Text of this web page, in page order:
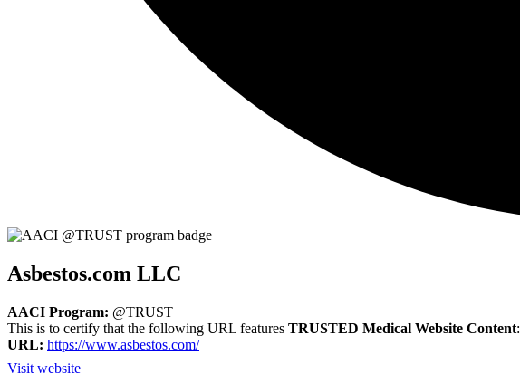
Asbestos.com LLC
AACI Program: @TRUST
This is to certify that the following URL features TRUSTED Medical Website Content:
URL: https://www.asbestos.com/
Visit website